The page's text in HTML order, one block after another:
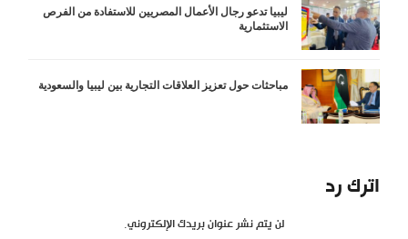
ليبيا تدعو رجال الأعمال المصريين للاستفادة من الفرص
الاستثمارية
مباحثات حول تعزيز العلاقات التجارية بين ليبيا والسعودية
اترك رد
لن يتم نشر عنوان بريدك الإلكتروني.